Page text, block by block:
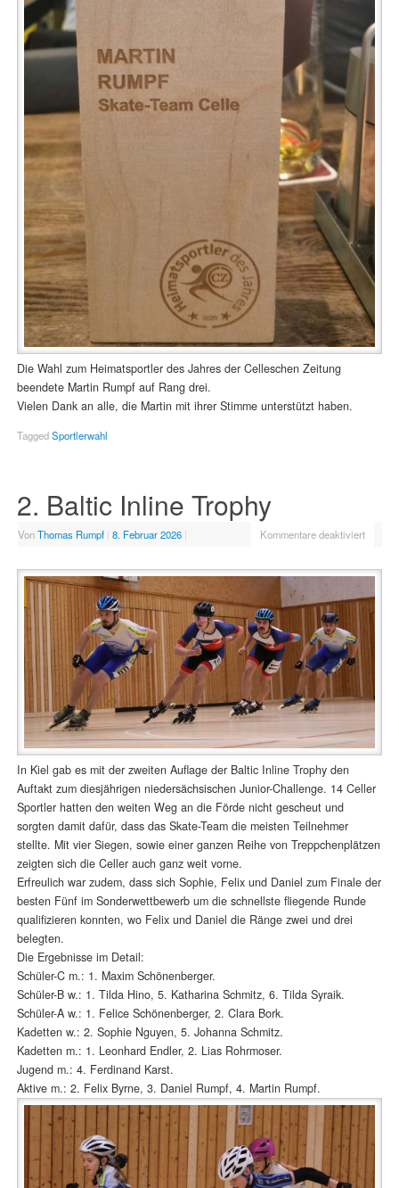
Die Wahl zum Heimatsportler des Jahres der Celleschen Zeitung
beendete Martin Rumpf auf Rang drei.
Vielen Dank an alle, die Martin mit ihrer Stimme unterstützt haben.
TaggedSportlerwahl
2. Baltic Inline Trophy
VonThomas Rumpf | 8. Februar 2026 | Kommentare deaktiviert
In Kiel gab es mit der zweiten Auflage der Baltic Inline Trophy den
Auftakt zum diesjährigen niedersächsischen Junior-Challenge. 14 Celler
Sportler hatten den weiten Weg an die Förde nicht gescheut und
sorgten damit dafür, dass das Skate-Team die meisten Teilnehmer
stellte. Mit vier Siegen, sowie einer ganzen Reihe von Treppchenplätzen
zeigten sich die Celler auch ganz weit vorne.
Erfreulich war zudem, dass sich Sophie, Felix und Daniel zum Finale der
besten Fünf im Sonderwettbewerb um die schnellste fliegende Runde
qualifizieren konnten, wo Felix und Daniel die Ränge zwei und drei
belegten.
Die Ergebnisse im Detail:
Schüler-C m.: 1. Maxim Schönenberger.
Schüler-B w.: 1. Tilda Hino, 5. Katharina Schmitz, 6. Tilda Syraik.
Schüler-A w.: 1. Felice Schönenberger, 2. Clara Bork.
Kadetten w.: 2. Sophie Nguyen, 5. Johanna Schmitz.
Kadetten m.: 1. Leonhard Endler, 2. Lias Rohrmoser.
Jugend m.: 4. Ferdinand Karst.
Aktive m.: 2. Felix Byrne, 3. Daniel Rumpf, 4. Martin Rumpf.